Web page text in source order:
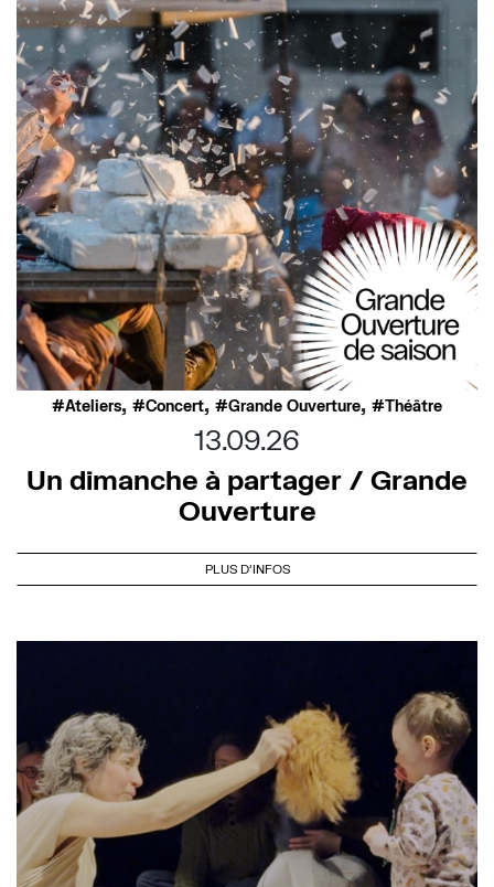
Ateliers, Concert, Grande Ouverture, Théâtre
13.09.26
Un dimanche à partager / Grande
Ouverture
PLUS D'INFOS